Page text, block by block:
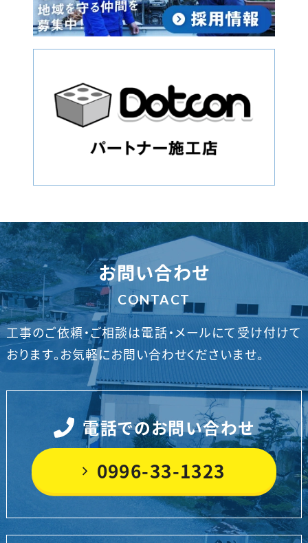
お問い合わせ
CONTACT
工事のご依頼・ご相談は電話・メールにて受け付けて
おります。お気軽にお問い合わせくださいませ。
電話でのお問い合わせ
0996-33-1323